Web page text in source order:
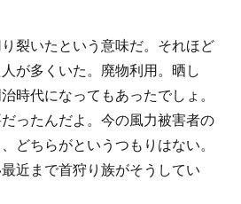
裂いたという意味だ。それほど
が多くいた。廃物利用。晒し
時代になってもあったでしょ。
ったんだよ。今の風力被害者の
どちらがというつもりはない。
近まで首狩り族がそうしてい